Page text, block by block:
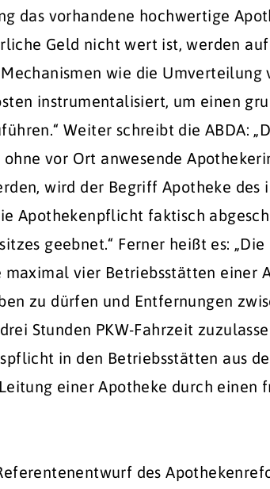
das vorhandene hochwertige
Geld nicht wert ist, werden
wie die Umverteilung
instrumentalisiert, um einen
Weiter schreibt die ABDA:
vor Ort anwesende
wird der Begriff Apotheke des
Apothekenpflicht faktisch
geebnet.“ Ferner heißt es:
vier Betriebsstätten einer
zu dürfen und Entfernungen
Stunden PKW-Fahrzeit
in den Betriebsstätten aus
einer Apotheke durch einen
des